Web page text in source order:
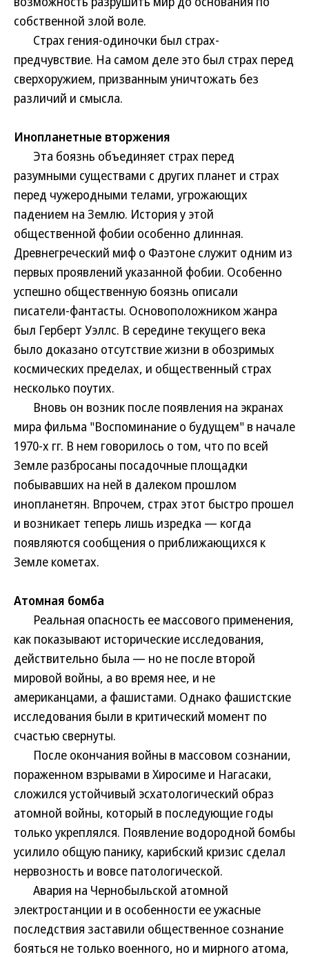
собственной злой воле.
Страх гения-одиночки был страх-
предчувствие. На самом деле это был страх перед
сверхоружием, призванным уничтожать без
различий и смысла.
Инопланетные вторжения
Эта боязнь объединяет страх перед
разумными существами с других планет и страх
перед чужеродными телами, угрожающих
падением на Землю. История у этой
общественной фобии особенно длинная.
Древнегреческий миф о Фаэтоне служит одним из
первых проявлений указанной фобии. Особенно
успешно общественную боязнь описали
писатели-фантасты. Основоположником жанра
был Герберт Уэллс. В середине текущего века
было доказано отсутствие жизни в обозримых
космических пределах, и общественный страх
несколько поутих.
Вновь он возник после появления на экранах
мира фильма "Воспоминание о будущем" в начале
1970-х гг. В нем говорилось о том, что по всей
Земле разбросаны посадочные площадки
побывавших на ней в далеком прошлом
инопланетян. Впрочем, страх этот быстро прошел
и возникает теперь лишь изредка — когда
появляются сообщения о приближающихся к
Земле кометах.
Атомная бомба
Реальная опасность ее массового применения,
как показывают исторические исследования,
действительно была — но не после второй
мировой войны, а во время нее, и не
американцами, а фашистами. Однако фашистские
исследования были в критический момент по
счастью свернуты.
После окончания войны в массовом сознании,
пораженном взрывами в Хиросиме и Нагасаки,
сложился устойчивый эсхатологический образ
атомной войны, который в последующие годы
только укреплялся. Появление водородной бомбы
усилило общую панику, карибский кризис сделал
нервозность и вовсе патологической.
Авария на Чернобыльской атомной
электростанции и в особенности ее ужасные
последствия заставили общественное сознание
бояться не только военного, но и мирного атома,